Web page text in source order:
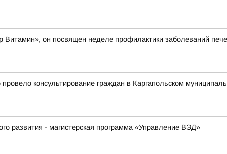
Витамин», он посвящен неделе профилактики заболеваний
консультирование граждан в Каргапольском
развития - магистерская программа «Управление ВЭД»